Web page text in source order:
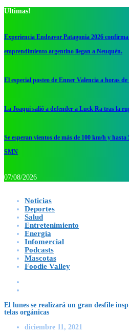
Ultimas!
Experiencia Endeavor Patagonia 2026
emprendimiento argentino llegan a Neuquén.
El especial posteo de Enner Valencia a horas
La Joaqui salió a defender a Luck Ra tras la
Se esperan vientos de más de 100 km/h y
SMN
07/08/2026
Noticias
Deportes
Salud
Entretenimiento
Energía
Infomercial
Podcasts
Mascotas
Foodie Valley
El lunes se realizará un gran desfile
telas orgánicas
diciembre 11, 2021